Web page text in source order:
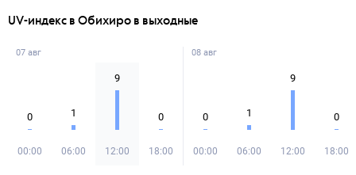
UV-индекс в Обихиро в выходные
07 авг
0
00:00
1
06:00
9
12:00
0
18:00
08 авг
0
00:00
1
06:00
9
12:00
0
18:00